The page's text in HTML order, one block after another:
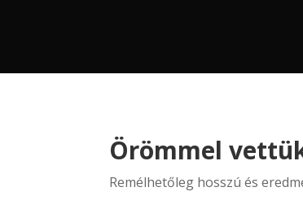
Örömmel
Remélhetőleg hosszú és